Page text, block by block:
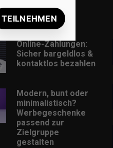
Online-Zahlungen:
Sicher bargeldlos &
kontaktlos bezahlen
Modern, bunt oder
minimalistisch?
Werbegeschenke
passend zur
Zielgruppe
gestalten